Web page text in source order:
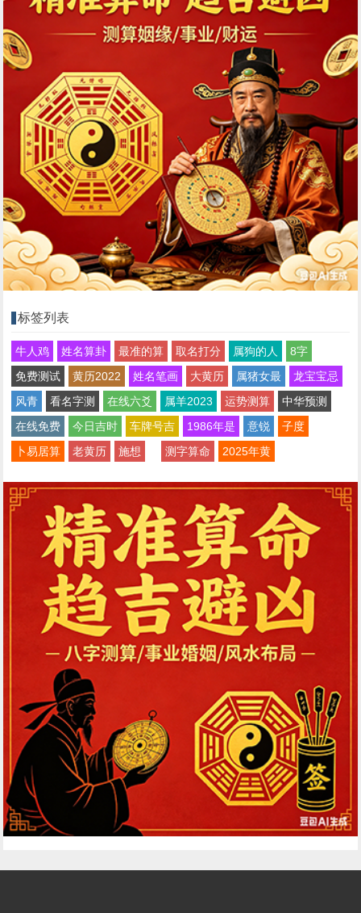
标签列表
牛人鸡 姓名算卦 最准的算 取名打分 属狗的人
8字
免费测试
黄历2022 姓名笔画 大黄历 属猪女最
龙宝宝忌
风青
看名字测 在线六爻 属羊2023 运势测算
中华预测
在线免费
今日吉时 车牌号吉 1986年是 意锐
子度
卜易居算
老黄历 施想 测字算命 2025年黄